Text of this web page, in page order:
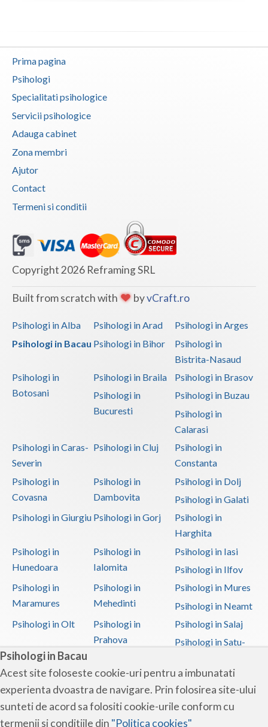
Psihologi in Bacau
Acest site foloseste cookie-uri pentru a imbunatati
experienta dvoastra de navigare. Prin folosirea site-ului
sunteti de acord sa folositi cookie-urile conform cu
termenii si conditiile din "Politica cookies"
Prima pagina
Psihologi
Specialitati psihologice
Servicii psihologice
Adauga cabinet
Zona membri
Ajutor
Contact
Termeni si conditii
Copyright 2026 Reframing SRL
Built from scratch with byvCraft.ro
Psihologi in Alba Psihologi in Arad
Psihologi in Arges
Psihologi in Bacau Psihologi in Bihor
Psihologi in
Bistrita-Nasaud
Psihologi in
Botosani
Psihologi in Braila
Psihologi in Brasov
Psihologi in
Bucuresti
Psihologi in Buzau
Psihologi in
Calarasi
Psihologi in Caras-
Severin
Psihologi in Cluj
Psihologi in
Constanta
Psihologi in
Covasna
Psihologi in
Dambovita
Psihologi in Dolj
Psihologi in Galati
Psihologi in Giurgiu Psihologi in Gorj
Psihologi in
Harghita
Psihologi in
Hunedoara
Psihologi in
Ialomita
Psihologi in Iasi
Psihologi in Ilfov
Psihologi in
Maramures
Psihologi in
Mehedinti
Psihologi in Mures
Psihologi in Neamt
Psihologi in Olt
Psihologi in
Prahova
Psihologi in Salaj
Psihologi in Satu-
Psihologi in Sibiu
Psihologi in
Suceava
Psihologi in
Teleorman
Psihologi in Timis
Psihologi in Tulcea Psihologi in Valcea